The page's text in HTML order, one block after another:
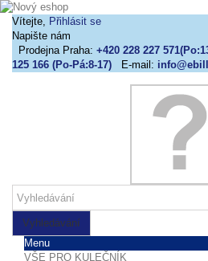
Vítejte, Přihlásit se
Napište nám
Prodejna Praha: +420 228 227
125 166 (Po-Pá:8-17)
E-mail:
Vyhledávání
Menu
VŠE PRO KULEČNÍK